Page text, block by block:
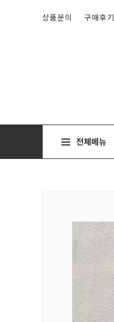
상품문의 구매후기
전체메뉴